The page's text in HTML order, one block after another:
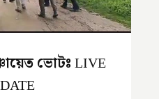
ভোটঃ LIVE